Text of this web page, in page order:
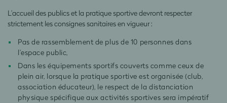
L’accueil des publics et la pratique sportive devront respecter
strictement les consignes sanitaires en vigueur :
Pas de rassemblement de plus de 10 personnes dans
l’espace public,
Dans les équipements sportifs couverts comme ceux de
plein air, lorsque la pratique sportive est organisée (club,
association éducateur), le respect de la distanciation
physique spécifique aux activités sportives sera impératif